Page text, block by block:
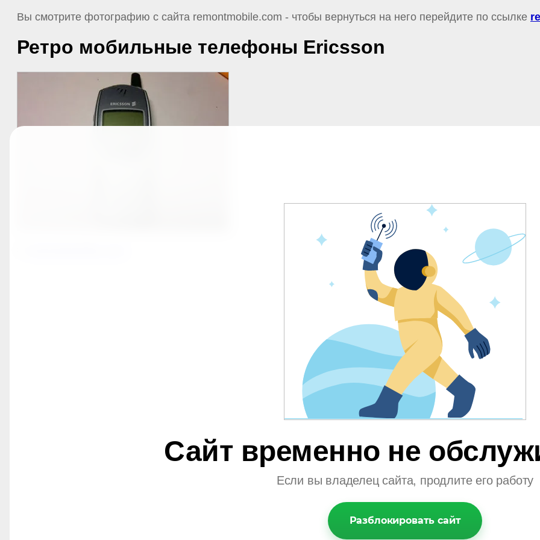
Вы смотрите фотографию с сайта remontmobile.com - чтобы вернуться на него перейдите по ссылке
Ретро мобильные телефоны Ericsson
Сайт временно не
Если вы владелец сайта, продлите его работу
Разблокировать сайт